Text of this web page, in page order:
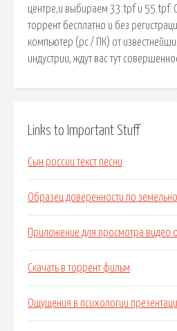
центре,и выбираем 33.tpf и 55.tpf.
торрент бесплатно и без
компьютер (pc / ПК) от
индустрии, ждут вас тут
Links to Important Stuff
Сын россии текст песни
Образец доверенности по
Приложение для просмотра видео
Скачать в торрент фильм
Ощущения в психологии